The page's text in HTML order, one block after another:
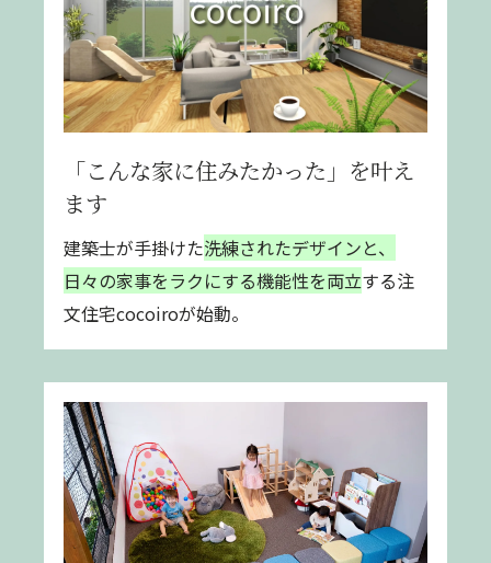
「こんな家に住みたかった」を叶え
ます
建築士が手掛けた洗練されたデザインと、
日々の家事をラクにする機能性を両立する注
文住宅cocoiroが始動。